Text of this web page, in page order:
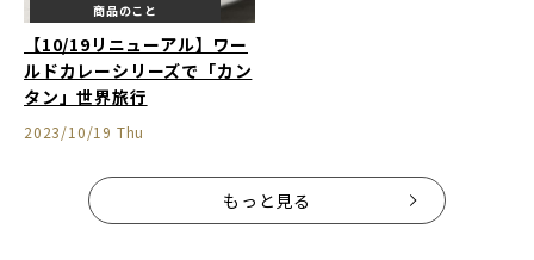
商品のこと
2023/10/19 Thu
【10/19リニューアル】ワー
ルドカレーシリーズで「カン
タン」世界旅行
もっと見る